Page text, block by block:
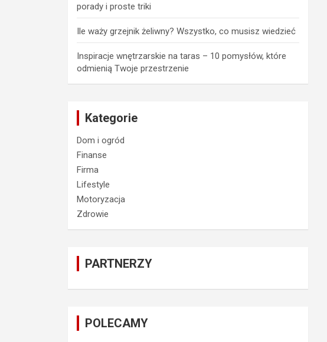
porady i proste triki
Ile waży grzejnik żeliwny? Wszystko, co musisz wiedzieć
Inspiracje wnętrzarskie na taras – 10 pomysłów, które
odmienią Twoje przestrzenie
Kategorie
Dom i ogród
Finanse
Firma
Lifestyle
Motoryzacja
Zdrowie
PARTNERZY
POLECAMY